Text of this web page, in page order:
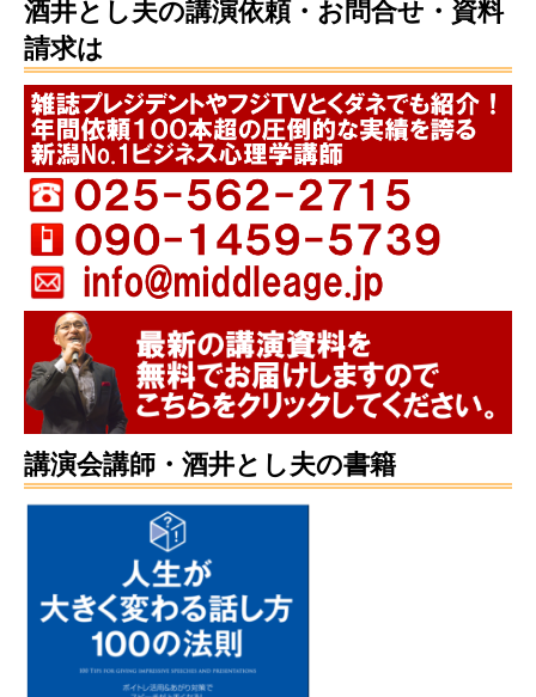
酒井とし夫の講演依頼・お問合せ・資料
請求は
講演会講師・酒井とし夫の書籍